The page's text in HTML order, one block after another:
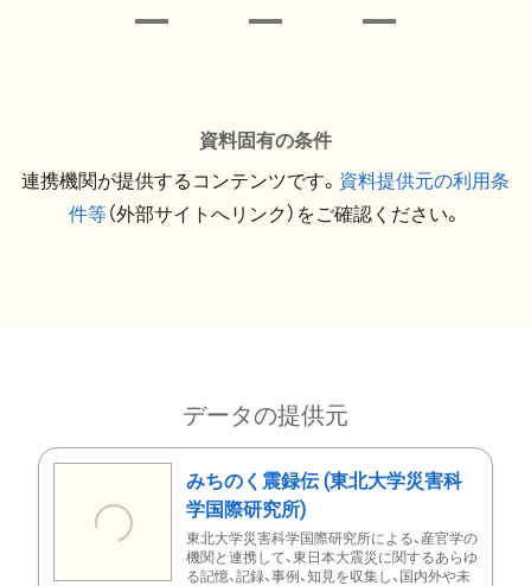
資料固有の条件
連携機関が提供するコンテンツです。 資料提供元の利用条
件等（外部サイトへリンク）をご確認ください。
データの提供元
みちのく震録伝 (東北大学災害科
学国際研究所)
東北大学災害科学国際研究所による、産官学の
機関と連携して、東日本大震災に関するあらゆ
る記憶、記録、事例、知見を収集し、国内外や未